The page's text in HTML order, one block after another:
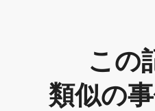
この
類似の